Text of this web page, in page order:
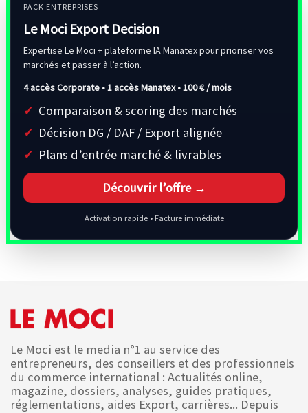
PACK ENTREPRISES
Le Moci Export Decision
Expertise Le Moci + plateforme IA Manatex pour prioriser vos
marchés et passer à l’action.
4 accès Corporate • 1 accès Manatex •100 € / mois
Comparaison & scoring des marchés
Décision DG / DAF / Export alignée
Plans d’entrée marché & livrables
Découvrir l’offre →
Activation rapide • Facture immédiate
Le Moci est le media n°1 au service des
entrepreneurs, des conseillers et des professionnels
du commerce international : Actualités online,
magazine, dossiers, analyses, guides pratiques,
réglementations, aides Export, carrières... Depuis